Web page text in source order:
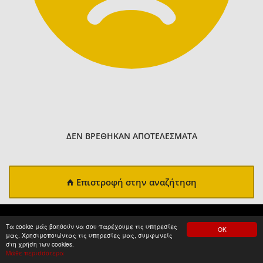
ΟΚ
Τα cookie μάς βοηθούν να σου παρέχουμε τις υπηρεσίες
μας. Χρησιμοποιώντας τις υπηρεσίες μας, συμφωνείς
στη χρήση των cookies.
Μάθε περισσότερα
ΔΕΝ ΒΡΕΘΗΚΑΝ ΑΠΟΤΕΛΕΣΜΑΤΑ
Επιστροφή στην αναζήτηση